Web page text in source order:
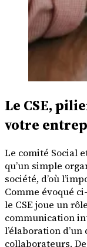
Le CSE,
votre
Le comité Social
qu’un simple
société, d’où
Comme évoqué
le CSE joue un
communication
l’élaboration
collaborateurs.